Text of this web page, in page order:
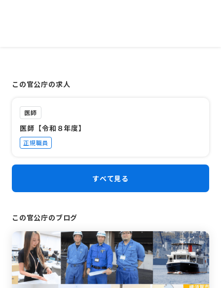
この官公庁の求人
医師
医師【令和８年度】
正規職員
すべて見る
この官公庁のブログ